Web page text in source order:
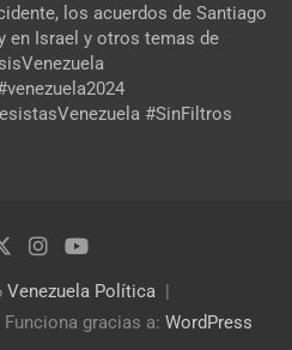
los acuerdos de Santiago
en Israel y otros temas de
#SinFiltros
Venezuela Política
Funciona gracias a: WordPress